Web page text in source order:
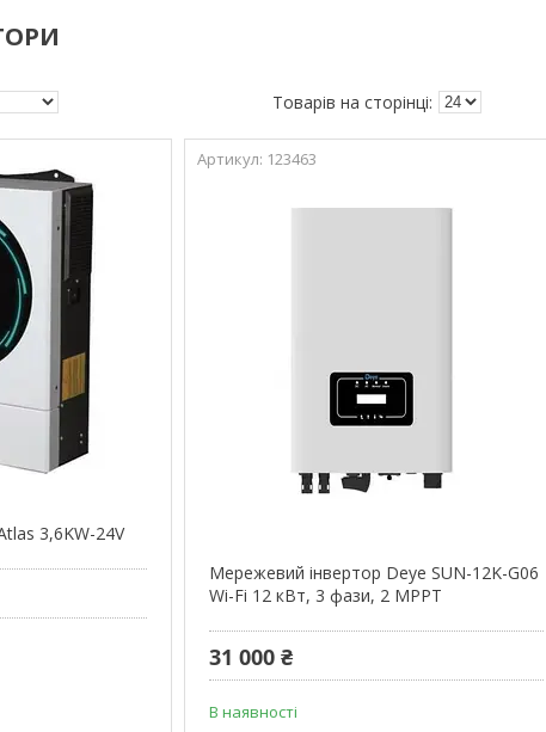
3,6KW-24V
123463
Мережевий інвертор Deye SUN-12K-G06
Wi-Fi 12 кВт, 3 фази, 2 MPPT
31 000 ₴
В наявності